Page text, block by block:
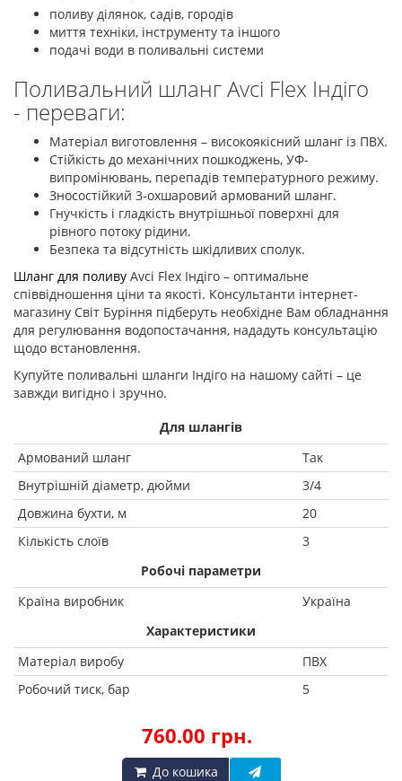
поливу ділянок, садів, городів
миття техніки, інструменту та іншого
подачі води в поливальні системи
Поливальний шланг Avci Flex Індіго
- переваги:
Матеріал виготовлення – високоякісний шланг із ПВХ.
Стійкість до механічних пошкоджень, УФ-
випромінювань, перепадів температурного режиму.
Зносостійкий 3-охшаровий армований шланг.
Гнучкість і гладкість внутрішньої поверхні для
рівного потоку рідини.
Безпека та відсутність шкідливих сполук.
Шланг для поливу Avci Flex Індіго – оптимальне
співвідношення ціни та якості. Консультанти інтернет-
магазину Світ Буріння підберуть необхідне Вам обладнання
для регулювання водопостачання, нададуть консультацію
щодо встановлення.
Купуйте поливальні шланги Індіго на нашому сайті – це
завжди вигідно і зручно.
Для шлангів
Армований шланг
Так
Внутрішній діаметр, дюйми
3/4
Довжина бухти, м
20
Кількість слоїв
3
Робочі параметри
Країна виробник
Україна
Характеристики
Матеріал виробу
ПВХ
Робочий тиск, бар
5
760.00 грн.
До кошика